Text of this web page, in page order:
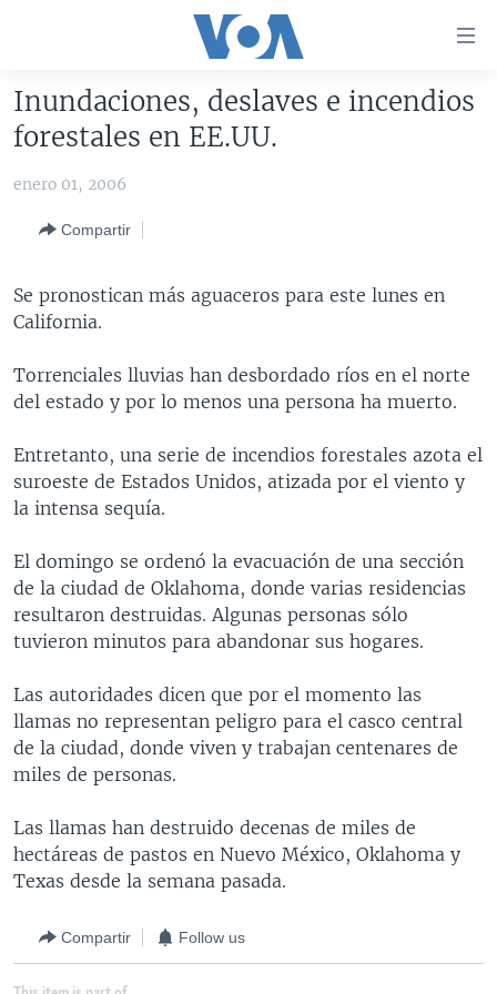
accesibilidad
Salte
Salte
principal
Salte
búsqueda
AMÉRICA DEL NORTE
MÉXICO
HAITÍ
ELECCIONES EEUU
VOTO DIVIDIDO
VOA VERIFICA
VOA VERIFICA UCRANIA/RUSIA
VOA VERIFICA AMÉRICA LATINA
AMÉRICA LATINA
BOLIVIA
CHILE
ECUADOR
VENEZUELA
BRASIL
CENTROAMÉRICA
EL SALVADOR
HONDURAS
NICARAGUA
INMIGRACIÓN
MUNDO
ECONOMÍA
ENTRETENIMIENTO Y CULTURA
TECNOLOGÍA
DEPORTES
ESPECIALES DE LA VOA
UCRANIA
MULTIMEDIA
VIDEOS
FOTOGRAFÍA
AUDIOS
PROGRAMAS TV
EL MUNDO AL DÍA
FORO INTERAMERICANO
LAS CLAVES
PANORAMA
RADIO
AVANCE INFORMATIVO
BUENOS DÍAS AMÉRICA
ESTADOS UNIDOS AL DÍA
FORO [RADIO]
DEPORTIVO INTERNACIONAL
DIRECT
Learning English
Inundaciones, deslaves e incendios
forestales en EE.UU.
enero 01, 2006
Compartir
Se pronostican más aguaceros para este lunes en
California.
Torrenciales lluvias han desbordado ríos en el norte
del estado y por lo menos una persona ha muerto.
Entretanto, una serie de incendios forestales azota el
suroeste de Estados Unidos, atizada por el viento y
la intensa sequía.
El domingo se ordenó la evacuación de una sección
de la ciudad de Oklahoma, donde varias residencias
resultaron destruidas. Algunas personas sólo
tuvieron minutos para abandonar sus hogares.
Las autoridades dicen que por el momento las
llamas no representan peligro para el casco central
de la ciudad, donde viven y trabajan centenares de
miles de personas.
Las llamas han destruido decenas de miles de
hectáreas de pastos en Nuevo México, Oklahoma y
Texas desde la semana pasada.
Compartir Follow us